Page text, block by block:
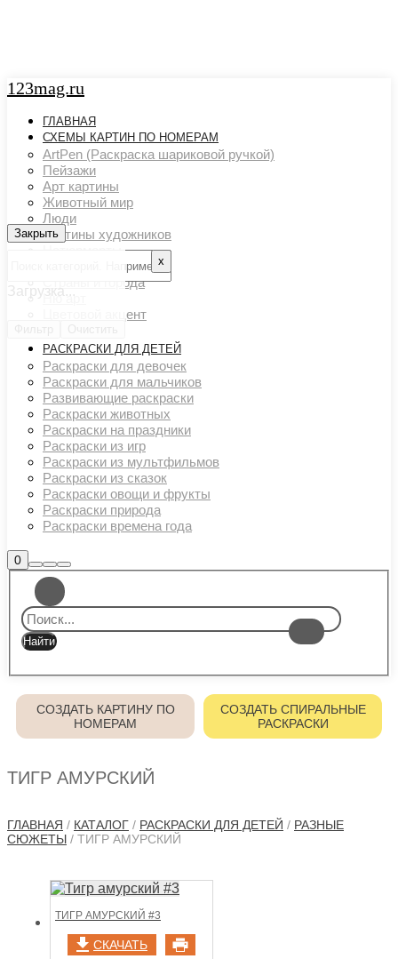
123mag.ru
ГЛАВНАЯ
СХЕМЫ КАРТИН ПО НОМЕРАМ
ArtPen (Раскраска шариковой ручкой)
Пейзажи
Арт картины
Животный мир
Люди
Картины художников
Страны и города
Ню арт
Цветовой акцент
РАСКРАСКИ ДЛЯ ДЕТЕЙ
Раскраски для девочек
Раскраски для мальчиков
Развивающие раскраски
Раскраски животных
Раскраски на праздники
Раскраски из игр
Раскраски из мультфильмов
Раскраски из сказок
Раскраски овощи и фрукты
Раскраски природа
Раскраски времена года
0Боковая
панель
магазина
Найти
Больше
информации
Главное
меню
СОЗДАТЬ КАРТИНУ ПО
НОМЕРАМ
СОЗДАТЬ СПИРАЛЬНЫЕ
РАСКРАСКИ
ТИГР АМУРСКИЙ
ГЛАВНАЯ / КАТАЛОГ / РАСКРАСКИ ДЛЯ ДЕТЕЙ / РАЗНЫЕ
СЮЖЕТЫ / ТИГР АМУРСКИЙ
ТИГР АМУРСКИЙ #3
СКАЧАТЬ
Закрыть
Закрыть
х
Загрузка...